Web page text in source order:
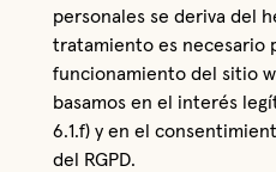
personales se deriva del
tratamiento es necesario
funcionamiento del sitio
basamos en el interés
6.1.f) y en el
del RGPD.